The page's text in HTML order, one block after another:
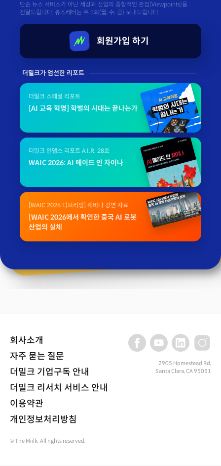
단순 뉴스 서비스가 아닌 세상과 산업의 종합적인 관점(Viewpoints)을
전달드립니다. 뷰스레터는 주 3회(월, 수, 금) 보내드립니다.
회원가입 하기
더밀크가 엄선한 리포트
더밀크 스페셜 리포트
[AI 교육 혁명] 학벌의 시대는 끝나는가
더밀크 인뎁스 리포트 A.I.R. 28호
WAIC 2026: AI 메이드 인 차이나
[WAIC 2026 디브리핑] 웨비나 강연 자료
[WAIC 2026에서 확인한 중국 AI 로봇
산업의 실체
회사소개
자주 묻는 질문
더밀크 기업구독 안내
더밀크 리서치 서비스 안내
이용약관
개인정보처리방침
2905 Homestead Rd,
Santa Clara, CA 95051
© The Miilk. All rights reserved.